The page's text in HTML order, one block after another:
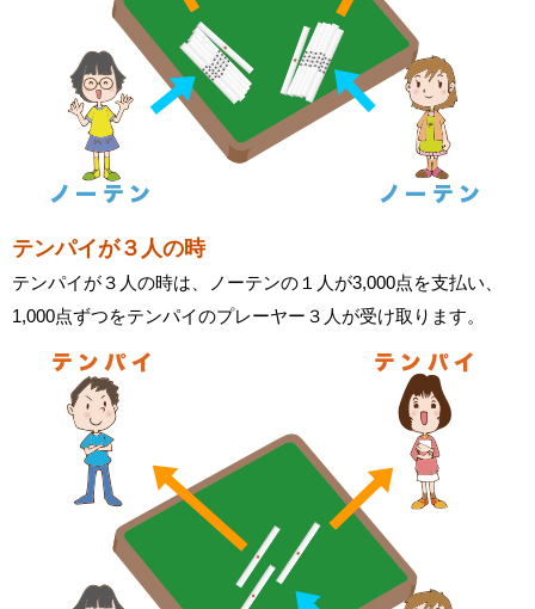
テンパイが３人の時
テンパイが３人の時は、ノーテンの１人が3,000点を支払い、
1,000点ずつをテンパイのプレーヤー３人が受け取ります。